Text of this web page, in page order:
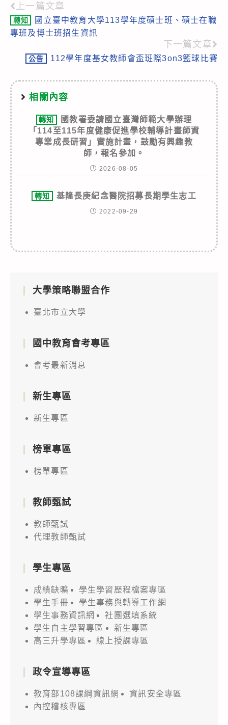
Read
more
上一篇文章
轉知
國立臺中教育大學113學年度碩士班、碩士在職
專班及博士班招生資訊
下一篇文章
公告 112學年度基女教師會盃班際3on3籃球比賽
相關內容
轉知
國教署委請國立臺灣師範大學辦理
「114至115年度健康促進學校輔導計畫師資
專業成長研習」實施計畫，鼓勵有興趣教
師，報名參加。
2026-08-05
轉知 基隆長庚紀念醫院招募長期學生志工
2022-09-29
大學策略聯盟合作
臺北市立大學
國中教育會考專區
會考最新消息
新生專區
新生專區
榜單專區
榜單專區
教師甄試
教師甄試
代理教師甄試
學生專區
成績缺曠
學生學習歷程檔案專區
學生手冊
學生事務與轉導工作網
學生事務資訊網
社團選填系統
學生自主學習專區
新生專區
高三升學專區
線上授課專區
政令宣導專區
教育部108課綱資訊網
資訊安全專區
內控稽核專區